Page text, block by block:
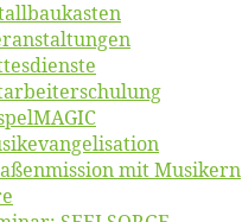
mit Musikern